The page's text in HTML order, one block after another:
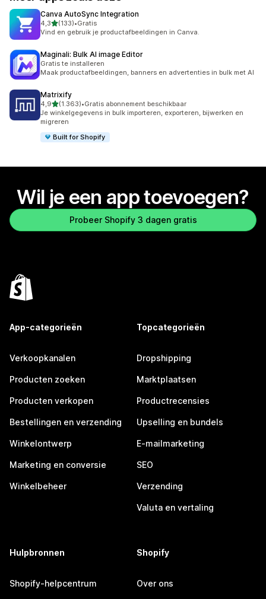
Canva AutoSync Integration
4,3van 5 sterren
(133)
133 recensies in totaal
•Gratis
Vind en gebruik je productafbeeldingen in Canva.
Maginali: Bulk AI image Editor
Gratis te installeren
Maak productafbeeldingen, banners en advertenties in bulk met AI
Matrixify
4,9van 5 sterren
(1.363)
1363 recensies in totaal
•Gratis abonnement beschikbaar
Je winkelgegevens in bulk importeren, exporteren, bijwerken en
migreren
Built for Shopify
Wil je een app toevoegen?
Probeer Shopify 3 dagen gratis
App-categorieën
Verkoopkanalen
Producten zoeken
Producten verkopen
Bestellingen en verzending
Winkelontwerp
Marketing en conversie
Winkelbeheer
Topcategorieën
Dropshipping
Marktplaatsen
Productrecensies
Upselling en bundels
E-mailmarketing
SEO
Verzending
Valuta en vertaling
Hulpbronnen
Shopify-helpcentrum
Shopify
Over ons